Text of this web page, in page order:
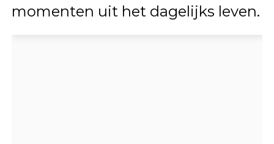
momenten uit het dagelijks leven.